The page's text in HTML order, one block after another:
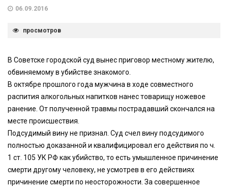
06.09.2016
просмотров
В Советске городской суд вынес приговор местному жителю,
обвиняемому в убийстве знакомого.
В октябре прошлого года мужчина в ходе совместного
распития алкогольных напитков нанес товарищу ножевое
ранение. От полученной травмы пострадавший скончался на
месте происшествия.
Подсудимый вину не признал. Суд счел вину подсудимого
полностью доказанной и квалифицировал его действия по ч.
1 ст. 105 УК РФ как убийство, то есть умышленное причинение
смерти другому человеку, не усмотрев в его действиях
причинение смерти по неосторожности. За совершенное